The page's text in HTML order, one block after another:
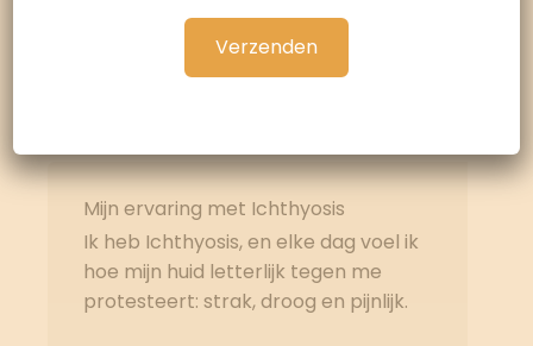
Mijn ervaring met Ichthyosis
Ik heb Ichthyosis, en elke dag voel ik
hoe mijn huid letterlijk tegen me
protesteert: strak, droog en pijnlijk.